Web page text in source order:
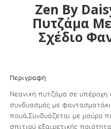
Zen By
Πυτζάμα
Σχέδιο
Περιγραφή
Νεανική πυτζάμα σε υπέροχη
συνδυασμός με
πουά,Συνδυάζεται με μαύρο
σπιτιού εξαιρετικής